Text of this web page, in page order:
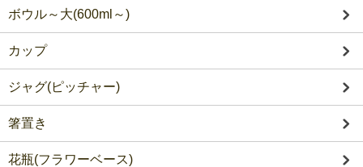
ボウル～大(600ml～)
カップ
ジャグ(ピッチャー)
箸置き
花瓶(フラワーベース)